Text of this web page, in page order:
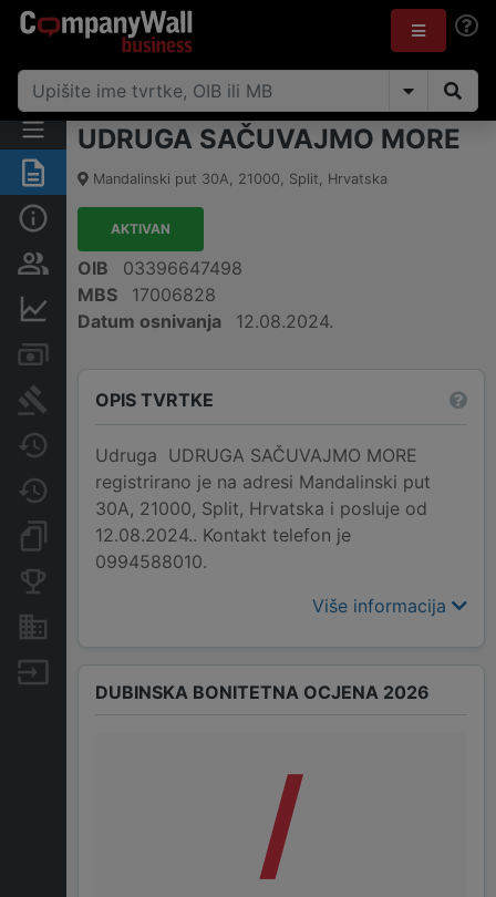
Sažetak
Osobe i vlasništvo
Sudske objave
Javne nabavke
Promjene
Dokumenti i objave
Izvoz
UDRUGA SAČUVAJMO MORE
Mandalinski put 30A, 21000, Split, Hrvatska
AKTIVAN
OIB
03396647498
MBS
17006828
Datum osnivanja
12.08.2024.
OPIS TVRTKE
Udruga UDRUGA SAČUVAJMO MORE
registrirano je na adresi Mandalinski put
30A, 21000, Split, Hrvatska i posluje od
12.08.2024.. Kontakt telefon je
0994588010.
Više informacija
DUBINSKA BONITETNA OCJENA 2026
/